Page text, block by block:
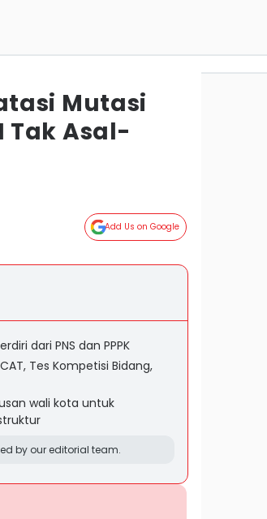
Mutasi
Tak Asal-
Add Us on Google
dari PNS dan PPPK
Tes Kompetisi Bidang,
wali kota untuk
by our editorial team.